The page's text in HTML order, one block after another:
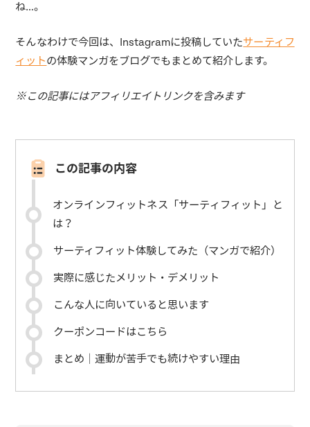
ね…。
そんなわけで今回は、Instagramに投稿していたサーティフ
ィットの体験マンガをブログでもまとめて紹介します。
※この記事にはアフィリエイトリンクを含みます
この記事の内容
オンラインフィットネス「サーティフィット」と
は？
サーティフィット体験してみた（マンガで紹介）
実際に感じたメリット・デメリット
こんな人に向いていると思います
クーポンコードはこちら
まとめ｜運動が苦手でも続けやすい理由